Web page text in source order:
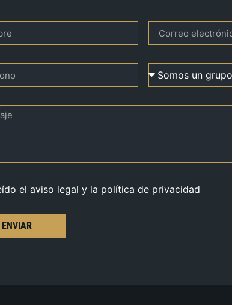
el aviso legal y la política de privacidad
ENVIAR